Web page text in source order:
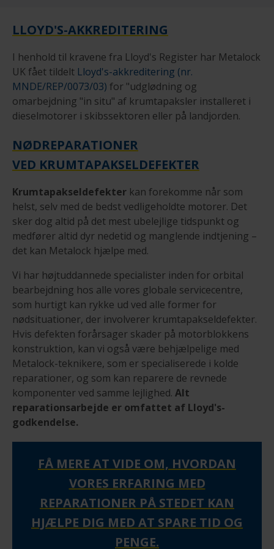
LLOYD'S-AKKREDITERING
I henhold til kravene fra Lloyd's Register har Metalock
UK fået tildelt Lloyd's-akkreditering (nr.
MNDE/REP/0073/03) for "udglødning og
omarbejdning "in situ" af krumtapaksler installeret i
dieselmotorer i skibssektoren eller på landjorden.
NØDREPARATIONER
VED KRUMTAPAKSELDEFEKTER
Krumtapakseldefekter kan forekomme når som
helst, selv med de bedst vedligeholdte motorer. Det
sker dog altid på det mest ubelejlige tidspunkt og
medfører altid dyr nedetid og manglende indtjening –
det kan Metalock hjælpe med.
Vi har højtuddannede specialister inden for orbital
bearbejdning hos alle vores globale servicecentre,
som hurtigt kan rykke ud ved alle former for
nødsituationer, der involverer krumtapakseldefekter.
Hvis defekten forårsager skader på motorblokkens
konstruktion, kan vi også være behjælpelige med
Metalock-teknikere, som er specialiserede i kolde
reparationer, og som kan reparere de revnede
komponenter ved samme lejlighed. Alt
reparationsarbejde er omfattet af Lloyd's-
godkendelse.
FÅ MERE AT VIDE OM, HVORDAN
VORES ERFARING MED
REPARATIONER PÅ STEDET KAN
HJÆLPE DIG MED AT SPARE TID OG
PENGE.